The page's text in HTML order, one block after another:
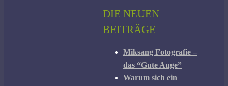
DIE NEUEN
BEITRÄGE
Miksang Fotografie –
das “Gute Auge”
Warum sich ein